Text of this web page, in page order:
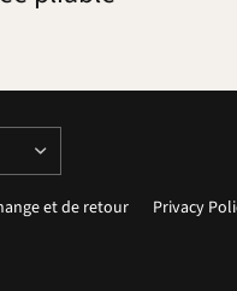
et de retour Privacy